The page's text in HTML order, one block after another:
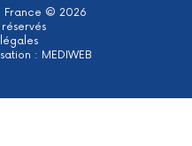
France © 2026
: MEDIWEB